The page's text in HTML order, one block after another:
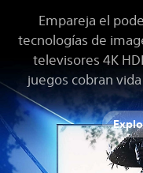
Empareja el
tecnologías de
televisores 4K
juegos cobran